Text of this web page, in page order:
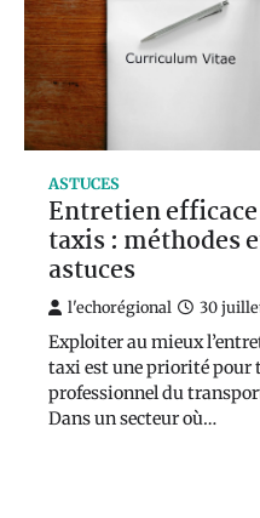
ASTUCES
Entretien
taxis : méthodes
astuces
l'echorégional 30
Exploiter au mieux
taxi est une priorité pour
professionnel du
Dans un secteur où…